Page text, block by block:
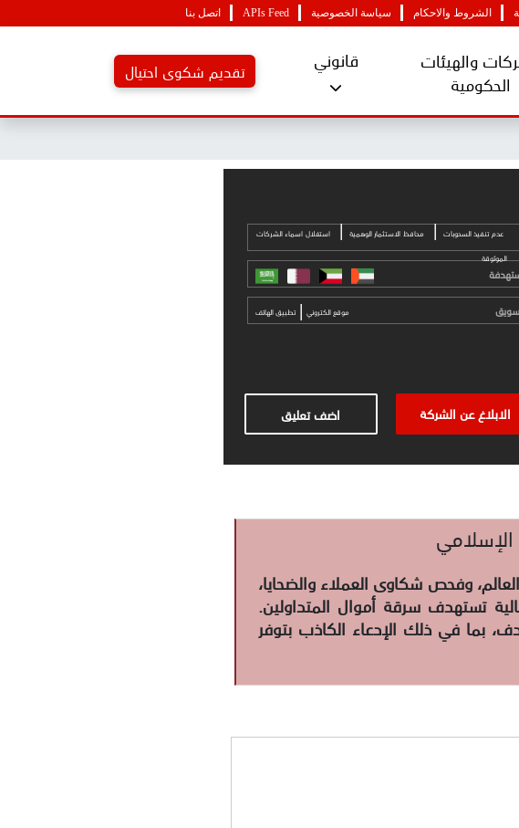
الشروط والاحكام سياسة الخصوصية APIs Feed اتصل بنا
والهيئات
الحكومية
قانوني تقديم شكوى احتيال
عدم تنفيذ السحوبات | محافظ الاستثمار الوهمية | استغلال اسماء الشركات
الموثوقة
موقع الكتروني | تطبيق الهاتف
الابلاغ عن الشركة اضف تعليق
وفحص شكاوى العملاء والضحايا،
تستهدف سرقة أموال المتداولين.
بما في ذلك الإدعاء الكاذب بتوفر